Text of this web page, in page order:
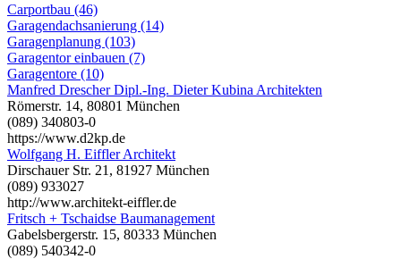
Carportbau (46)
Garagendachsanierung (14)
Garagenplanung (103)
Garagentor einbauen (7)
Garagentore (10)
Manfred Drescher Dipl.-Ing. Dieter Kubina Architekten
Römerstr. 14, 80801 München
(089) 340803-0
https://www.d2kp.de
Wolfgang H. Eiffler Architekt
Dirschauer Str. 21, 81927 München
(089) 933027
http://www.architekt-eiffler.de
Fritsch + Tschaidse Baumanagement
Gabelsbergerstr. 15, 80333 München
(089) 540342-0